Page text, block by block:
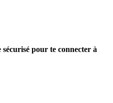
pour te connecter à